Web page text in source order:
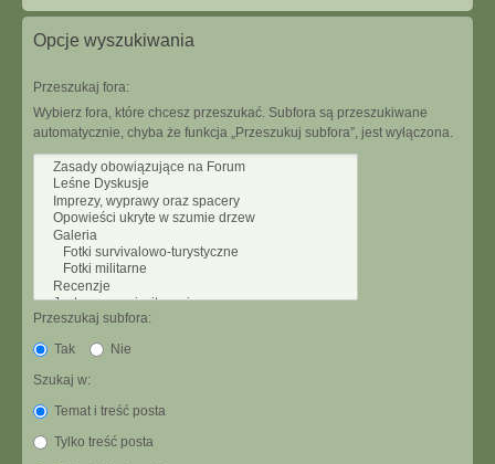
Opcje wyszukiwania
Przeszukaj fora:
Wybierz fora, które chcesz przeszukać. Subfora są przeszukiwane
automatycznie, chyba że funkcja „Przeszukuj subfora”, jest wyłączona.
Przeszukaj subfora:
Tak
Nie
Szukaj w:
Temat i treść posta
Tylko treść posta